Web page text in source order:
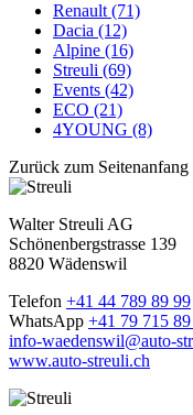
Renault (71)
Dacia (12)
Alpine (16)
Streuli (69)
Events (42)
ECO (21)
4YOUNG (8)
Zurück zum Seitenanfang
Walter Streuli AG
Schönenbergstrasse 139
8820 Wädenswil
Telefon +41 44 789 89 99
WhatsApp +41 79 715
info-waedenswil@auto-
www.auto-streuli.ch